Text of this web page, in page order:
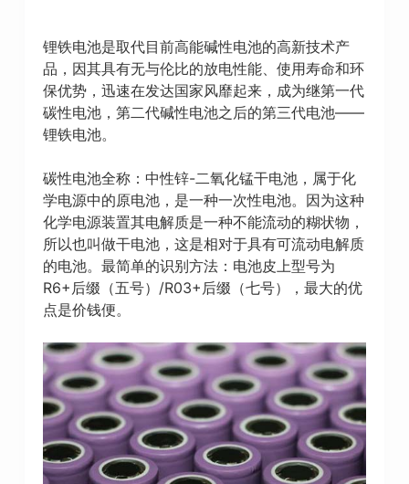
锂铁电池是取代目前高能碱性电池的高新技术产
品，因其具有无与伦比的放电性能、使用寿命和环
保优势，迅速在发达国家风靡起来，成为继第一代
碳性电池，第二代碱性电池之后的第三代电池——
锂铁电池。
碳性电池全称：中性锌-二氧化锰干电池，属于化
学电源中的原电池，是一种一次性电池。因为这种
化学电源装置其电解质是一种不能流动的糊状物，
所以也叫做干电池，这是相对于具有可流动电解质
的电池。最简单的识别方法：电池皮上型号为
R6+后缀（五号）/R03+后缀（七号），最大的优
点是价钱便。